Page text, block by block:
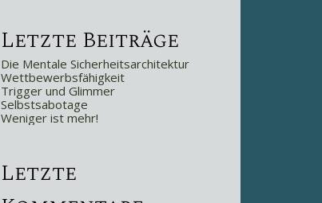
Letzte Beiträge
Die Mentale Sicherheitsarchitektur
Wettbewerbsfähigkeit
Trigger und Glimmer
Selbstsabotage
Weniger ist mehr!
Letzte